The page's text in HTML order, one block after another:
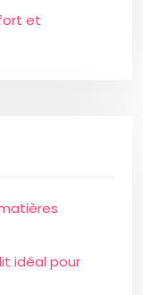
et
idéal pour